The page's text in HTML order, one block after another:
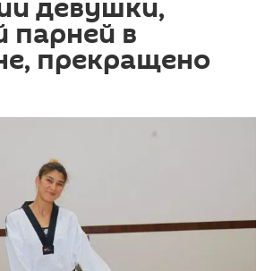
девушки,
парней в
прекращено